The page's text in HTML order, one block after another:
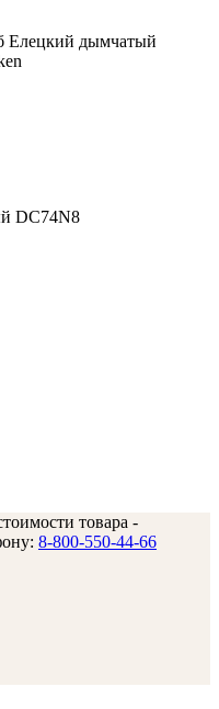
DC74N8
товара -
8-800-550-44-66